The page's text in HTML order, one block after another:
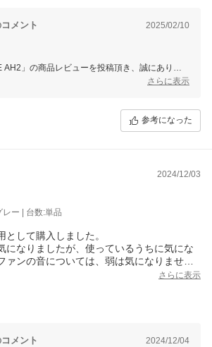
メント 2025/02/10
AH2」の商品レビューを投稿頂き、誠にありが
さらに表示
参考になった
2024/12/03
ー | 台数:単品
して購入しました。
になりましたが、使っているうちに気にな
ァンの音については、弱は気になりませ
りましが、慣れかと思います。効果につい
。
さらに表示
メント 2024/12/04